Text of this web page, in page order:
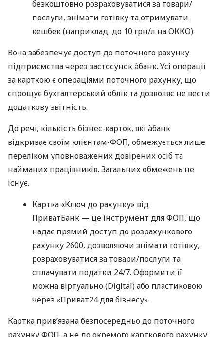
безкоштовно розраховуватися за товари/
послуги, знімати готівку та отримувати
кешбек (наприклад, до 10 грн/л на ОККО).
Вона забезпечує доступ до поточного рахунку
підприємства через застосунок àбанк. Усі операції
за карткою є операціями поточного рахунку, що
спрощує бухгалтерський облік та дозволяє не вести
додаткову звітність.
До речі, кількість бізнес-карток, які àбанк
відкриває своїм клієнтам-ФОП, обмежується лише
переліком уповноважених довірених осіб та
найманих працівників. Загальних обмежень не
існує.
Картка «Ключ до рахунку» від
ПриватБанк — це інструмент для ФОП, що
надає прямий доступ до розрахункового
рахунку 2600, дозволяючи знімати готівку,
розраховуватися за товари/послуги та
сплачувати податки 24/7. Оформити її
можна віртуально (Digital) або пластиковою
через «Приват24 для бізнесу».
Картка прив’язана безпосередньо до поточного
рахунку ФОП, а не до окремого карткового рахунку.